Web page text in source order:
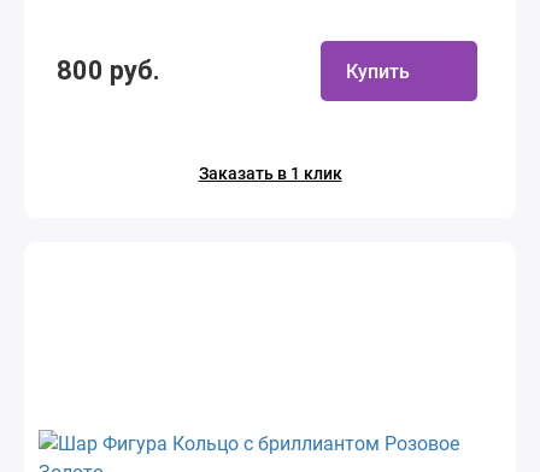
800 руб. Купить
Заказать в 1 клик